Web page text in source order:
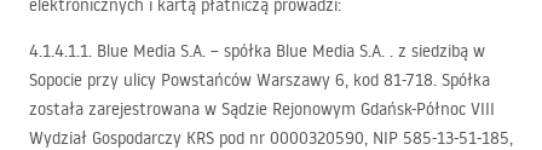
elektronicznych i kartą płatniczą prowadzi:
4.1.4.1.1. Blue Media S.A. – spółka Blue Media S.A. . z siedzibą w
Sopocie przy ulicy Powstańców Warszawy 6, kod 81-718. Spółka
została zarejestrowana w Sądzie Rejonowym Gdańsk-Północ VIII
Wydział Gospodarczy KRS pod nr 0000320590, NIP 585-13-51-185,